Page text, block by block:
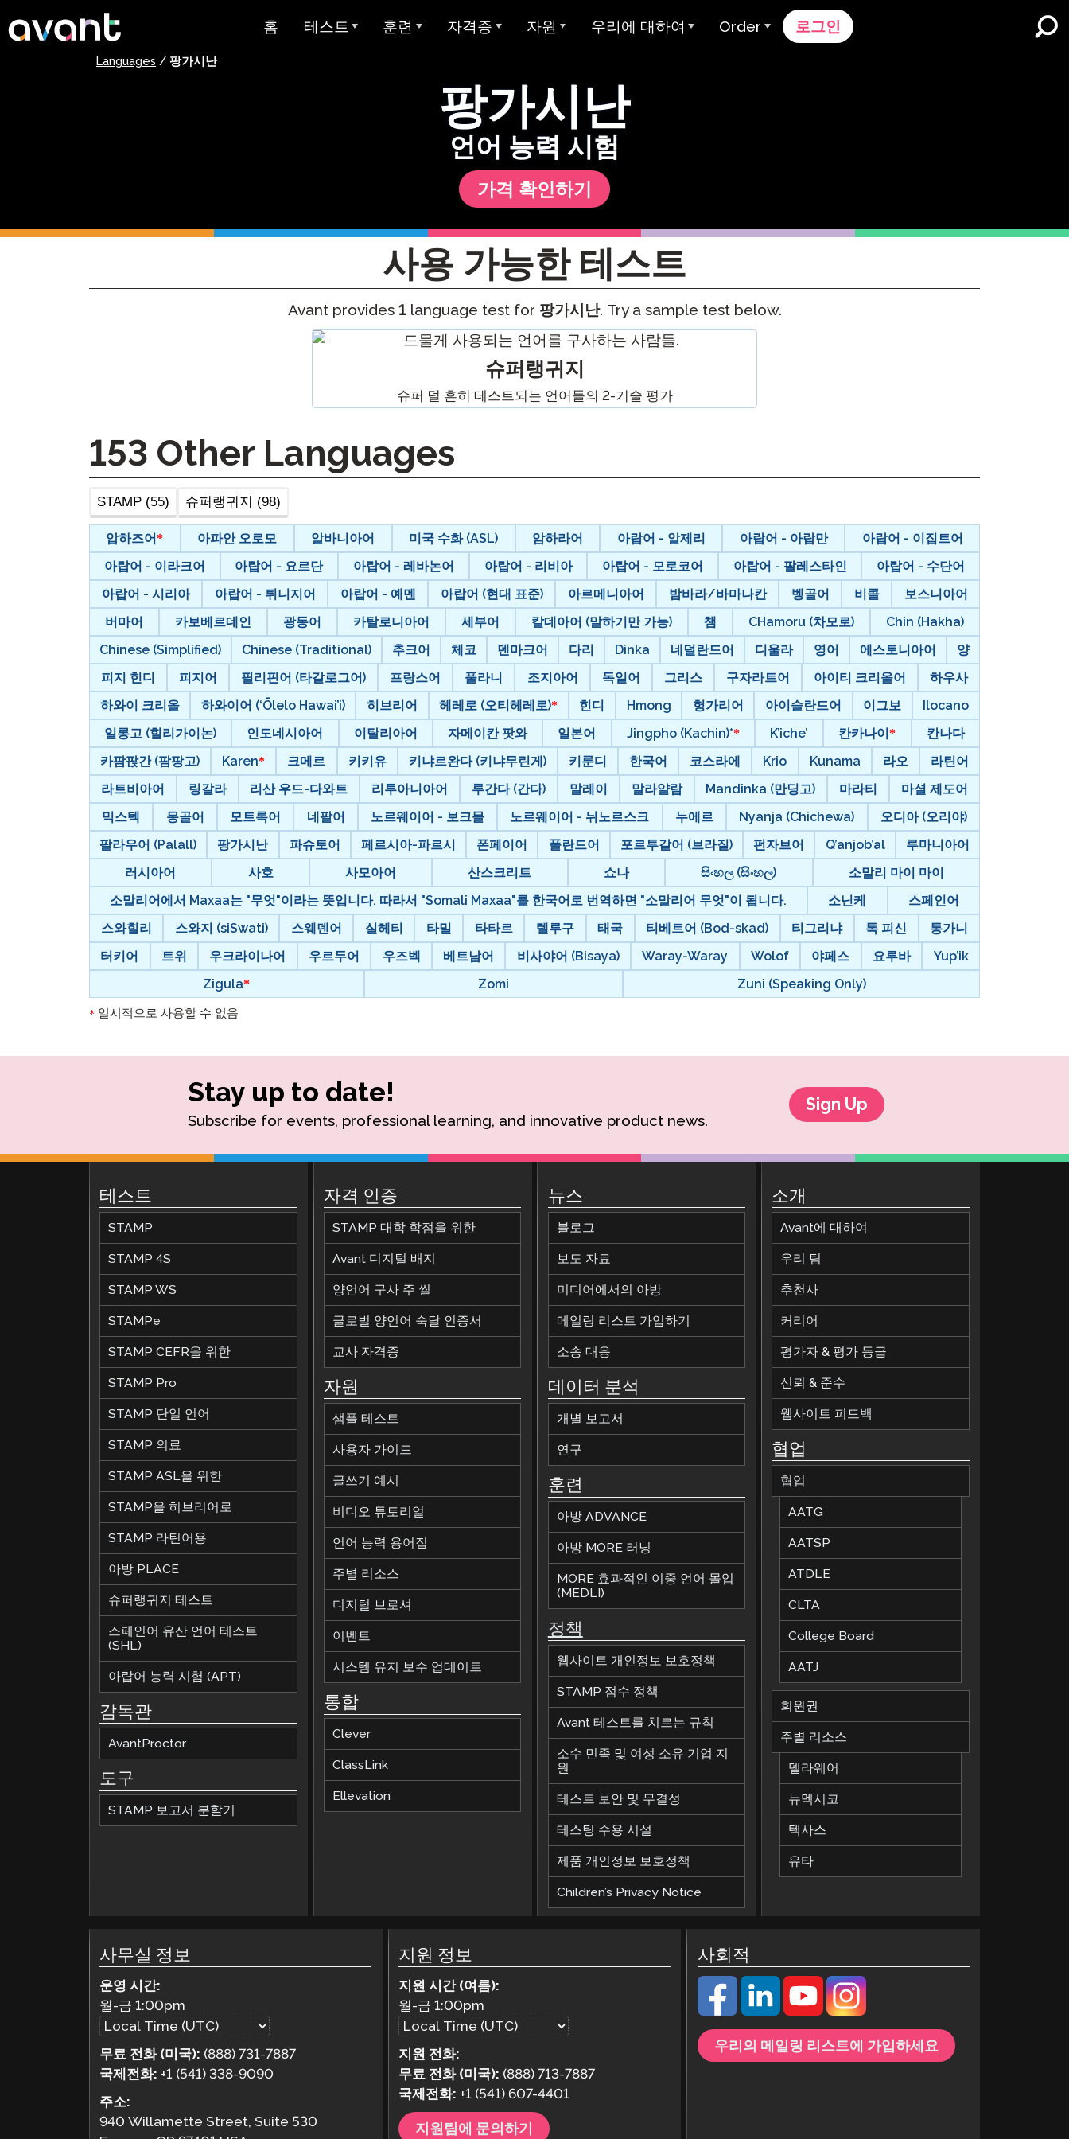
Skip to main content
홈
테스트
모든 STAMP 테스트
STAMP 4S
STAMP WS
STAMPe
STAMP Pro
STAMP 단일 언어
STAMP 의료
SHL 테스트 디자인
SHL 테스트 섹션 설명
아랍어 능력 시험 (APT)
테스트 언어
재시도 요청
훈련
아방 MORE 러닝 아방 MORE 러닝
MEDLI (이중 언어 몰입)
MORE 학습에 연락하기
미라 언어 학습
비디오 튜토리얼
사용자 가이드
자격증
Avant 디지털 배지
양언어 구사 주 씰
글로벌 양언어 숙달 인증서
자원
사용자 가이드
글쓰기 예시
STAMP 개인 보고서
연구
통합 ClassLink
Ellevation
클레버 온보딩
비디오 튜토리얼
팟캐스트
블로그
우리에 대하여
우리가 봉사하는 대상
우리 팀
평가자 & 평가 등급
커리어
협업
신뢰 & 준수
Order 로그인
Languages / 팡가시난
팡가시난
언어 능력 시험
가격 확인하기
사용 가능한 테스트
Avant provides 1 language test for 팡가시난. Try a sample test below.
슈퍼랭귀지
슈퍼 덜 흔히 테스트되는 언어들의 2-기술 평가
153 Other Languages
STAMP (55) 슈퍼랭귀지 (98)
압하즈어 아파안 오로모 알바니아어 미국 수화 (ASL) 암하라어 아랍어 - 알제리 아랍어 - 아랍만
아랍어 - 이집트어
아랍어 - 이라크어
아랍어 - 요르단 아랍어 - 레바논어 아랍어 - 리비아 아랍어 - 모로코어 아랍어 - 팔레스타인
아랍어 - 수단어
아랍어 - 시리아
아랍어 - 튀니지어 아랍어 - 예멘 아랍어 (현대 표준) 아르메니아어 밤바라/바마나칸 벵골어 비콜
보스니아어
버마어
카보베르데인 광동어 카탈로니아어 세부어 칼데아어 (말하기만 가능) 챔 CHamoru (차모로)
Chin (Hakha)
Chinese (Simplified)
Chinese (Traditional) 추크어 체코 덴마크어 다리 Dinka 네덜란드어 디울라 영어 에스토니아어
양
피지 힌디
피지어 필리핀어 (타갈로그어) 프랑스어 풀라니 조지아어 독일어 그리스 구자라트어 아이티 크리올어
하우사
하와이 크리올
하와이어 (‘Ōlelo Hawai’i) 히브리어 헤레로 (오티헤레로) 힌디 Hmong 헝가리어 아이슬란드어 이그보
Ilocano
일롱고 (힐리가이논)
인도네시아어 이탈리아어 자메이칸 팟와 일본어 Jingpho (Kachin)* K’iche’ 칸카나이
칸나다
카팜팑간 (팜팡고)
Karen 크메르 키키유 키냐르완다 (키냐무린게) 키룬디 한국어 코스라에 Krio Kunama 라오
라틴어
라트비아어
링갈라 리산 우드-다와트 리투아니아어 루간다 (간다) 말레이 말라얄람 Mandinka (만딩고) 마라티
마셜 제도어
믹스텍
몽골어 모트록어 네팔어 노르웨이어 - 보크몰 노르웨이어 - 뉘노르스크 누에르 Nyanja (Chichewa)
오디아 (오리야)
팔라우어 (Palall)
팡가시난 파슈토어 페르시아-파르시 폰페이어 폴란드어 포르투갈어 (브라질) 펀자브어 Q’anjob’al
루마니아어
러시아어
사호 사모아어 산스크리트 쇼나 සිංහල (සිංහල)
소말리 마이 마이
소말리어에서 Maxaa는 "무엇"이라는 뜻입니다. 따라서 "Somali Maxaa"를 한국어로 번역하면 "소말리어 무엇"이 됩니다.
소닌케
스페인어
스와힐리
스와지 (siSwati) 스웨덴어 실헤티 타밀 타타르 텔루구 태국 티베트어 (Bod-skad) 티그리냐 톡 피신
통가니
터키어
트위 우크라이나어 우르두어 우즈벡 베트남어 비사야어 (Bisaya) Waray-Waray Wolof 야페스 요루바
Yup’ik
Zigula
Zomi Zuni (Speaking Only)
* 일시적으로 사용할 수 없음
Stay up to date!
Subscribe for events, professional learning, and innovative product news.
Sign Up
테스트
STAMP
STAMP 4S
STAMP WS
STAMPe
STAMP CEFR을 위한
STAMP Pro
STAMP 단일 언어
STAMP 의료
STAMP ASL을 위한
STAMP을 히브리어로
STAMP 라틴어용
아방 PLACE
슈퍼랭귀지 테스트
스페인어 유산 언어 테스트
(SHL)
아랍어 능력 시험 (APT)
감독관
AvantProctor
도구
STAMP 보고서 분할기
자격 인증
STAMP 대학 학점을 위한
Avant 디지털 배지
양언어 구사 주 씰
글로벌 양언어 숙달 인증서
교사 자격증
자원
샘플 테스트
사용자 가이드
글쓰기 예시
비디오 튜토리얼
언어 능력 용어집
주별 리소스
디지털 브로셔
이벤트
시스템 유지 보수 업데이트
통합
Clever
ClassLink
Ellevation
뉴스
블로그
보도 자료
미디어에서의 아방
메일링 리스트 가입하기
소송 대응
데이터 분석
개별 보고서
연구
훈련
아방 ADVANCE
아방 MORE 러닝
MORE 효과적인 이중 언어 몰입
(MEDLI)
정책
웹사이트 개인정보 보호정책
STAMP 점수 정책
Avant 테스트를 치르는 규칙
소수 민족 및 여성 소유 기업 지
원
테스트 보안 및 무결성
테스팅 수용 시설
제품 개인정보 보호정책
Children’s Privacy Notice
소개
Avant에 대하여
우리 팀
추천사
커리어
평가자 & 평가 등급
신뢰 & 준수
웹사이트 피드백
협업
협업
AATG
AATSP
ATDLE
CLTA
College Board
AATJ
회원권
주별 리소스
델라웨어
뉴멕시코
텍사스
유타
사무실 정보
운영 시간:
월-금1:00pm
무료 전화 (미국): (888) 731-7887
국제전화: +1 (541) 338-9090
주소:
940 Willamette Street, Suite 530
지원 정보
지원 시간 (여름):
월-금 1:00pm
지원 전화:
무료 전화 (미국): (888) 713-7887
국제전화: +1 (541) 607-4401
지원팀에 문의하기
사회적
우리의 메일링 리스트에 가입하세요